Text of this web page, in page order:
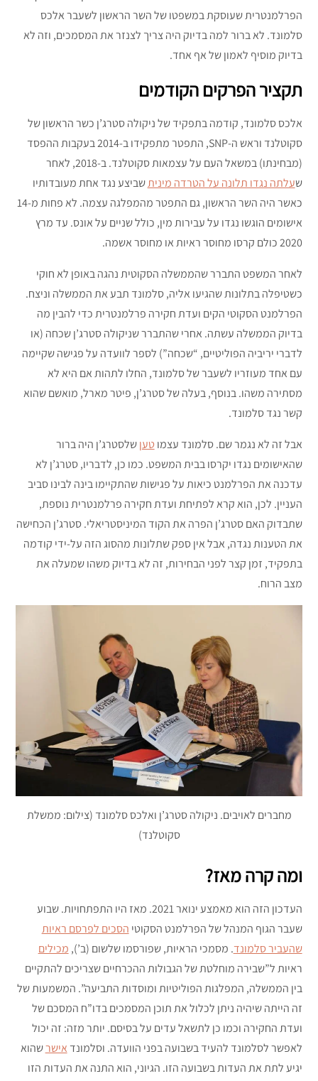
הפרלמנטרית שעוסקת במשפטו של השר הראשון לשעבר אלכס
סלמונד. לא ברור למה בדיוק היה צריך לצנזר את המסמכים, וזה לא
בדיוק מוסיף לאמון של אף אחד.
תקציר הפרקים הקודמים
אלכס סלמונד, קודמה בתפקיד של ניקולה סטרג’ן כשר הראשון של
סקוטלנד וראש ה-SNP, התפטר מתפקידו ב-2014 בעקבות ההפסד
(מבחינתו) במשאל העם על עצמאות סקוטלנד. ב-2018, לאחר
שעלתה נגדו תלונה על הטרדה מיניתשביצע נגד אחת מעובדותיו
כאשר היה השר הראשון, גם התפטר מהמפלגה עצמה. לא פחות מ-14
אישומים הוגשו נגדו על עבירות מין, כולל שניים על אונס. עד מרץ
2020 כולם קרסו מחוסר ראיות או מחוסר אשמה.
לאחר המשפט התברר שהממשלה הסקוטית נהגה באופן לא חוקי
כשטיפלה בתלונות שהגיעו אליה, סלמונד תבע את הממשלה וניצח.
הפרלמנט הסקוטי הקים ועדת חקירה פרלמנטרית כדי להבין מה
בדיוק הממשלה עשתה. אחרי שהתברר שניקולה סטרג’ן שכחה (או
לדברי יריביה הפוליטיים, “שכחה”) לספר לוועדה על פגישה שקיימה
עם אחד מעוזריו לשעבר של סלמונד, החלו לתהות אם היא לא
מסתירה משהו. בנוסף, בעלה של סטרג’ן, פיטר מארל, מואשם שהוא
קשר נגד סלמונד.
אבל זה לא נגמר שם. סלמונד עצמוטעןשלסטרג’ן היה ברור
שהאישומים נגדו יקרסו בבית המשפט. כמו כן, לדבריו, סטרג’ן לא
עדכנה את הפרלמנט כיאות על פגישות שהתקיימו בינה לבינו סביב
העניין. לכן, הוא קרא לפתיחת ועדת חקירה פרלמנטרית נוספת,
שתבדוק האם סטרג’ן הפרה את הקוד המיניסטריאלי. סטרג’ן הכחישה
את הטענות נגדה, אבל אין ספק שתלונות מהסוג הזה על-ידי קודמה
בתפקיד, זמן קצר לפני הבחירות, זה לא בדיוק משהו שמעלה את
מצב הרוח.
מחברים לאויבים. ניקולה סטרג’ן ואלכס סלמונד (צילום: ממשלת
סקוטלנד)
ומה קרה מאז?
העדכון הזה הוא מאמצע ינואר 2021. מאז היו התפתחויות. שבוע
שעבר הגוף המנהל של הפרלמנט הסקוטי הסכים לפרסם ראיות
שהעביר סלמונד. מסמכי הראיות, שפורסמו שלשום (ב’), מכילים
ראיות ל”שבירה מוחלטת של הגבולות ההכרחיים שצריכים להתקיים
בין הממשלה, המפלגות הפוליטיות ומוסדות התביעה”. המשמעות של
זה הייתה שיהיה ניתן לכלול את תוכן המסמכים בדו”ח המסכם של
ועדת החקירה וכמו כן לתשאל עדים על בסיסם. יותר מזה: זה יכול
לאפשר לסלמונד להעיד בשבועה בפני הוועדה. וסלמונד אישרשהוא
יגיע לתת את העדות בשבועה הזו. הגיוני, הוא התנה את העדות הזו